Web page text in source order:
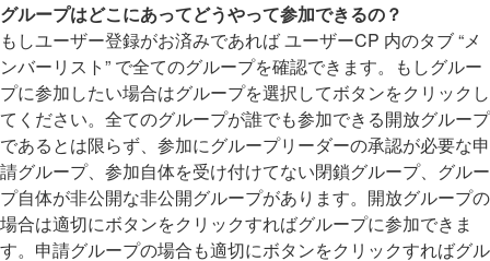
グループはどこにあってどうやって参加できるの？
もしユーザー登録がお済みであれば ユーザーCP 内のタブ “メ
ンバーリスト” で全てのグループを確認できます。もしグルー
プに参加したい場合はグループを選択してボタンをクリックし
てください。全てのグループが誰でも参加できる開放グループ
であるとは限らず、参加にグループリーダーの承認が必要な申
請グループ、参加自体を受け付けてない閉鎖グループ、グルー
プ自体が非公開な非公開グループがあります。開放グループの
場合は適切にボタンをクリックすればグループに参加できま
す。申請グループの場合も適切にボタンをクリックすればグル